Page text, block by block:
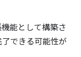
能として構築さ
できる可能性が